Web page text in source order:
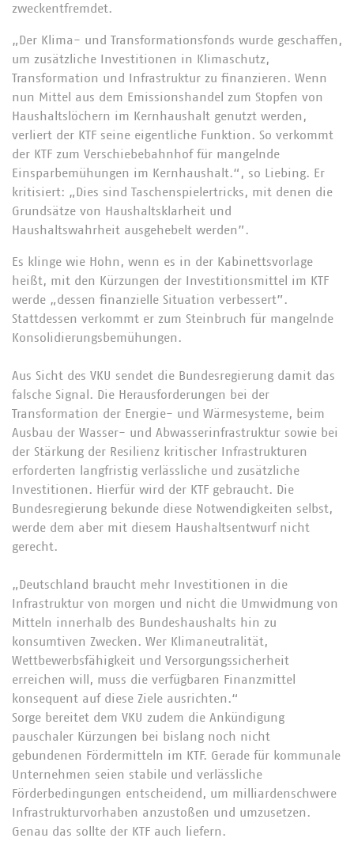
zweckentfremdet.
„Der Klima- und Transformationsfonds wurde geschaffen,
um zusätzliche Investitionen in Klimaschutz,
Transformation und Infrastruktur zu finanzieren. Wenn
nun Mittel aus dem Emissionshandel zum Stopfen von
Haushaltslöchern im Kernhaushalt genutzt werden,
verliert der KTF seine eigentliche Funktion. So verkommt
der KTF zum Verschiebebahnhof für mangelnde
Einsparbemühungen im Kernhaushalt.“, so Liebing. Er
kritisiert: „Dies sind Taschenspielertricks, mit denen die
Grundsätze von Haushaltsklarheit und
Haushaltswahrheit ausgehebelt werden”.
Es klinge wie Hohn, wenn es in der Kabinettsvorlage
heißt, mit den Kürzungen der Investitionsmittel im KTF
werde „dessen finanzielle Situation verbessert”.
Stattdessen verkommt er zum Steinbruch für mangelnde
Konsolidierungsbemühungen.
Aus Sicht des VKU sendet die Bundesregierung damit das
falsche Signal. Die Herausforderungen bei der
Transformation der Energie- und Wärmesysteme, beim
Ausbau der Wasser- und Abwasserinfrastruktur sowie bei
der Stärkung der Resilienz kritischer Infrastrukturen
erforderten langfristig verlässliche und zusätzliche
Investitionen. Hierfür wird der KTF gebraucht. Die
Bundesregierung bekunde diese Notwendigkeiten selbst,
werde dem aber mit diesem Haushaltsentwurf nicht
gerecht.
„Deutschland braucht mehr Investitionen in die
Infrastruktur von morgen und nicht die Umwidmung von
Mitteln innerhalb des Bundeshaushalts hin zu
konsumtiven Zwecken. Wer Klimaneutralität,
Wettbewerbsfähigkeit und Versorgungssicherheit
erreichen will, muss die verfügbaren Finanzmittel
konsequent auf diese Ziele ausrichten.“
Sorge bereitet dem VKU zudem die Ankündigung
pauschaler Kürzungen bei bislang noch nicht
gebundenen Fördermitteln im KTF. Gerade für kommunale
Unternehmen seien stabile und verlässliche
Förderbedingungen entscheidend, um milliardenschwere
Infrastrukturvorhaben anzustoßen und umzusetzen.
Genau das sollte der KTF auch liefern.